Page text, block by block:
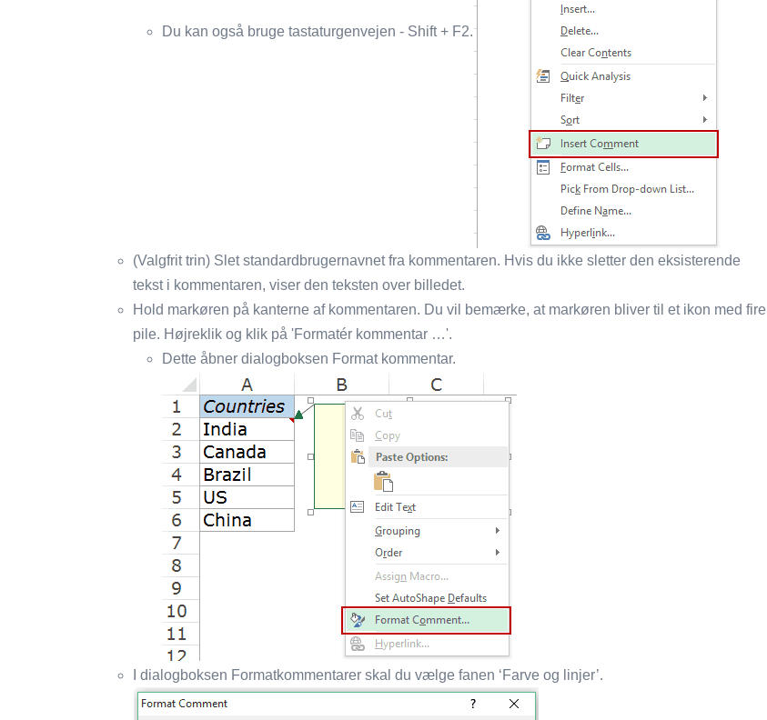
Du kan også bruge tastaturgenvejen - Shift + F2.
(Valgfrit trin) Slet standardbrugernavnet fra kommentaren. Hvis du ikke sletter den eksisterende
tekst i kommentaren, viser den teksten over billedet.
Hold markøren på kanterne af kommentaren. Du vil bemærke, at markøren bliver til et ikon med fire
pile. Højreklik og klik på 'Formatér kommentar …'.
Dette åbner dialogboksen Format kommentar.
I dialogboksen Formatkommentarer skal du vælge fanen ‘Farve og linjer’.